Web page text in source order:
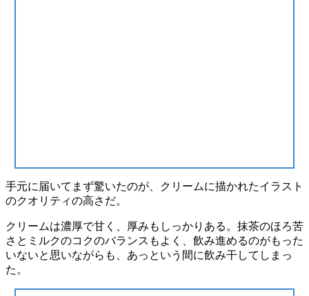
手元に届いてまず驚いたのが、
クリームに描かれたイラスト
のクオリティの高さ だ。
クリームは濃厚で甘く、厚みもしっかりある 。 抹茶のほろ苦
さとミルクのコクのバランス もよく、飲み進めるのがもった
いないと思いながらも、あっという間に飲み干してしまっ
た。